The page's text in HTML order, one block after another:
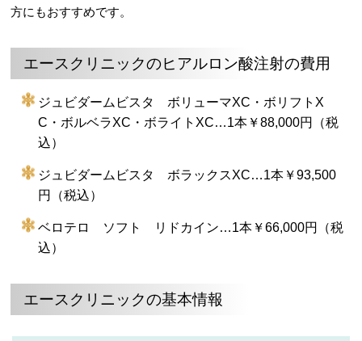
方にもおすすめです。
エースクリニックのヒアルロン酸注射の費用
ジュビダームビスタ ボリューマXC・ボリフトX
C・ボルベラXC・ボライトXC…1本￥88,000円（税
込）
ジュビダームビスタ ボラックスXC…1本￥93,500
円（税込）
ベロテロ ソフト リドカイン…1本￥66,000円（税
込）
エースクリニックの基本情報